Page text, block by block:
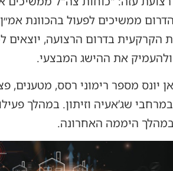
ממשיכים לפעול בהכוונת אמ״ן
36 ממשיכים את הפעילות הקרקעית בדרום
את ההישג המבצעי.
מספר רימוני רסס, מטענים,
הקרקעית במרחבי שג’אעיה וזיתון.
היממה האחרונה.